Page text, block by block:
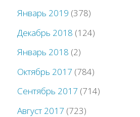
Январь 2019 (378)
Декабрь 2018 (124)
Январь 2018 (2)
Октябрь 2017 (784)
Сентябрь 2017 (714)
Август 2017 (723)